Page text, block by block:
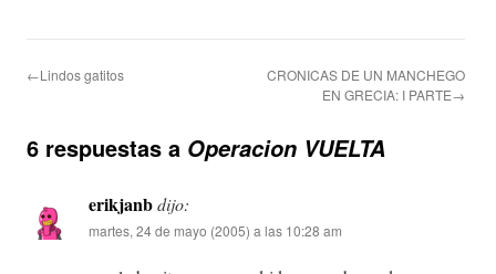
←Lindos gatitos
CRONICAS DE UN MANCHEGO
EN GRECIA: I PARTE→
6 respuestas a Operacion VUELTA
erikjanbdijo:
martes, 24 de mayo (2005) a las 10:28 am